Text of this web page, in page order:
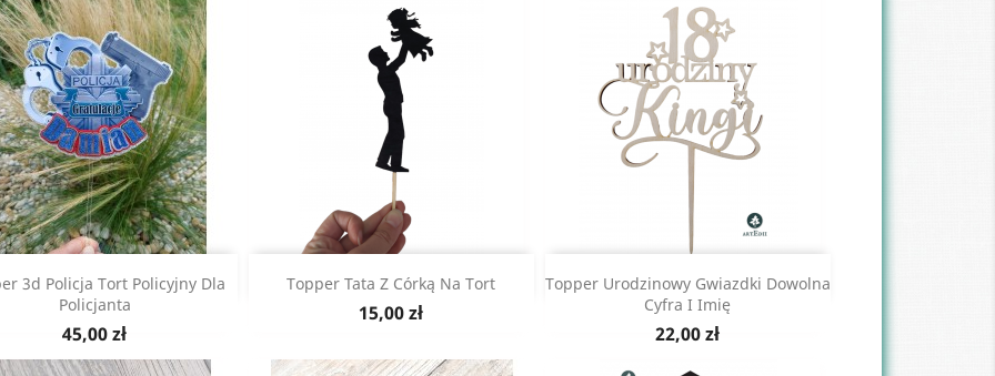
podziękowanie dla
ślub chrzestnych
serce
189,00 zł
PODZIĘKOWANIE DLA GOŚCI
KOMUNIJNYCH MAGNES
PODZIĘKOWANIE DLA GOŚCI
KOMUNIJNYCH MAGNES
LUSTRO
3d Policja Tort Policyjny Dla
Policjanta
Cena
45,00 zł
 Szybki podgląd Topper Tata Z Córką Na Tort
Cena
15,00 zł
Szybki podgląd
Topper Urodzinowy Gwiazdki Dowolna
Cyfra I Imię
Cena
22,00 zł
Szybki podgląd